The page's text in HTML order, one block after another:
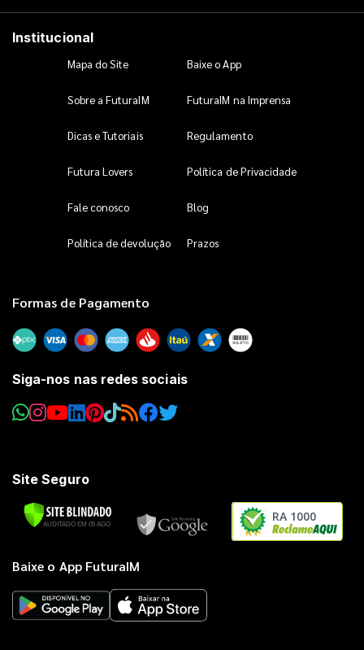
Institucional
Mapa do Site Baixe o App
Sobre a FuturaIM FuturaIM na Imprensa
Dicas e Tutoriais Regulamento
Futura Lovers Política de Privacidade
Fale conosco Blog
Política de devolução Prazos
Formas de Pagamento
Siga-nos nas redes sociais
Site Seguro
RA 1000
Baixe o App FuturaIM